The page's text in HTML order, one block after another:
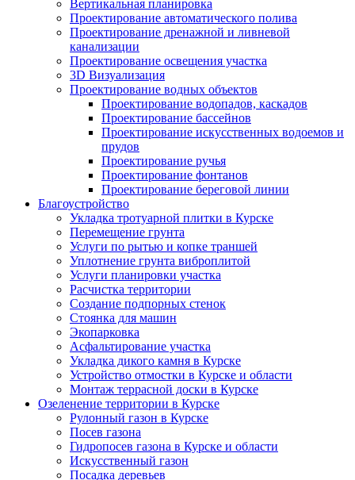
Вертикальная планировка
Проектирование автоматического полива
Проектирование дренажной и ливневой
канализации
Проектирование освещения участка
3D Визуализация
Проектирование водных объектов
Проектирование водопадов, каскадов
Проектирование бассейнов
Проектирование искусственных водоемов и
прудов
Проектирование ручья
Проектирование фонтанов
Проектирование береговой линии
Благоустройство
Укладка тротуарной плитки в Курске
Перемещение грунта
Услуги по рытью и копке траншей
Уплотнение грунта виброплитой
Услуги планировки участка
Расчистка территории
Создание подпорных стенок
Стоянка для машин
Экопарковка
Асфальтирование участка
Укладка дикого камня в Курске
Устройство отмостки в Курске и области
Монтаж террасной доски в Курске
Озеленение территории в Курске
Рулонный газон в Курске
Посев газона
Гидропосев газона в Курске и области
Искусственный газон
Посадка деревьев